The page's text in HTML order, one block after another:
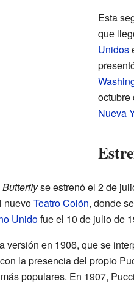
Esta
que
Unidos
octubre
Nueva
se estrenó el 2 de
nuevoTeatro Colón, donde
Unidofue el 10 de julio de
versión en 1906, que se
la presencia del propio
populares. En 1907,